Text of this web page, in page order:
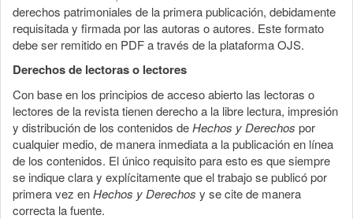
derechos patrimoniales de la primera publicación, debidamente
requisitada y firmada por las autoras o autores. Este formato
debe ser remitido en PDF a través de la plataforma OJS.
Derechos de lectoras o lectores
Con base en los principios de acceso abierto las lectoras o
lectores de la revista tienen derecho a la libre lectura, impresión
y distribución de los contenidos deHechos y Derechos por
cualquier medio, de manera inmediata a la publicación en línea
de los contenidos. El único requisito para esto es que siempre
se indique clara y explícitamente que el trabajo se publicó por
primera vez enHechos y Derechos y se cite de manera
correcta la fuente.